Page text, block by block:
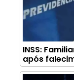
INSS:
após